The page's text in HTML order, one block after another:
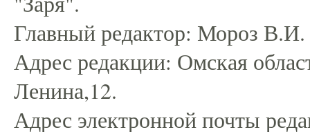
Главный редактор: Мороз В.И.
Адрес редакции: Омская
Ленина,12.
Адрес электронной почты